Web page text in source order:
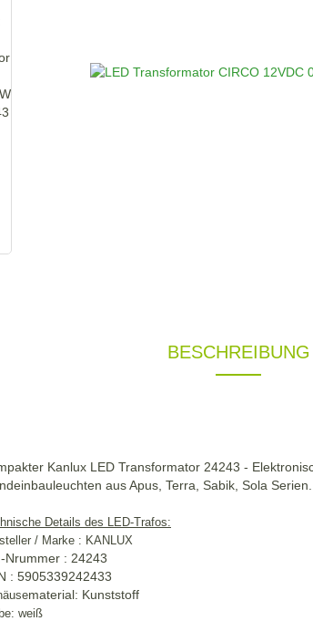
BESCHREIBUNG
Kanlux LED Transformator 24243 -
aus Apus, Terra, Sabik, Sola Serien.
Details des LED-Trafos:
/ Marke : KANLUX
Nrummer : 24243
: 5905339242433
material: Kunststoff
weiß